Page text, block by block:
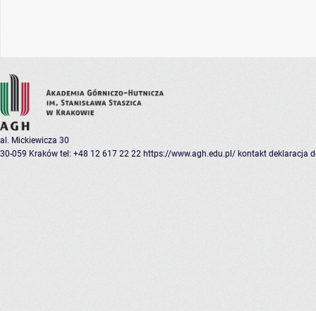
al. Mickiewicza 30
30-059 Kraków tel: +48 12 617 22 22 https://www.agh.edu.pl/ kontakt deklaracja